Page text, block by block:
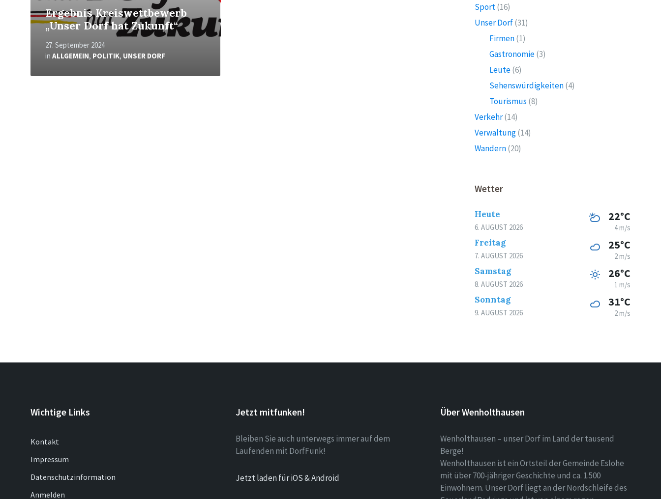
Ergebnis Kreiswettbewerb
„Unser Dorf hat Zukunft“
27. September 2024
in ALLGEMEIN, POLITIK, UNSER DORF
Sport(16)
Unser Dorf(31)
Firmen(1)
Gastronomie(3)
Leute(6)
Sehenswürdigkeiten(4)
Tourismus (8)
Verkehr(14)
Verwaltung(14)
Wandern(20)
Wetter
Heute
6. AUGUST 2026
22°C
4 m/s
Freitag
7. AUGUST 2026
25°C
2 m/s
Samstag
8. AUGUST 2026
26°C
1 m/s
Sonntag
9. AUGUST 2026
31°C
2 m/s
Wichtige Links
Kontakt
Impressum
Datenschutzinformation
Anmelden
Jetzt mitfunken!
Bleiben Sie auch unterwegs immer auf dem
Laufenden mit DorfFunk!
Jetzt laden für iOS & Android
Über Wenholthausen
Wenholthausen – unser Dorf im Land der tausend
Berge!
Wenholthausen ist ein Ortsteil der Gemeinde Eslohe
mit über 700-jähriger Geschichte und ca. 1.500
Einwohnern. Unser Dorf liegt an der Nordschleife des